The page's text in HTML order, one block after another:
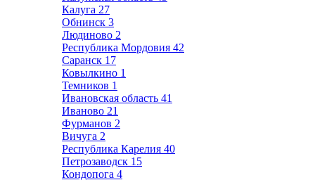
Калуга 27
Обнинск 3
Людиново 2
Республика Мордовия 42
Саранск 17
Ковылкино 1
Темников 1
Ивановская область 41
Иваново 21
Фурманов 2
Вичуга 2
Республика Карелия 40
Петрозаводск 15
Кондопога 4